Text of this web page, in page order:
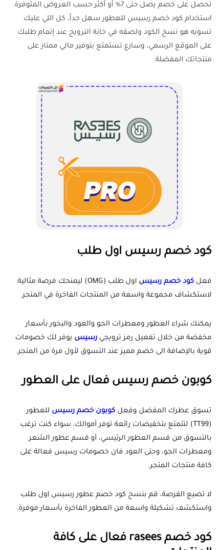
تحصل على خصم يصل حتى 7% أو أكثر حسب العروض المتوفرة.
استخدام كود خصم رسيس للعطور سهل جداً، كل اللي عليك
تسويه هو نسخ الكود ولصقه في خانة الترويج عند إتمام طلبك
على الموقع الرسمي، وسارع تستمتع بتوفير مالي ممتاز على
منتجاتك المفضلة.
كود خصم رسيس اول طلب
فعل كود خصم رسيس
اول طلب (OMG) ليمنحك فرصة مثالية
لاستكشاف مجموعة واسعة من المنتجات الفاخرة في المتجر.
يمكنك شراء العطور ومعطرات الجو والعود والبخور بأسعار
مخفضة من خلال تفعيل رمز ترويجي رسيس يوفر لك خصومات
قوية بالإضافة الى خصم مميز عند التسوق لأول مرة من المتجر.
كوبون خصم رسيس فعال على العطور
تسوق عطرك المفضل وفعل كوبون خصم رسيس للعطور
(TT99) لتتمتع بتخفيضات رائعة توفر أموالك، سواء كنت ترغب
بالتسوق من قسم العطور الرئيسي، أو قسم عطور الشعر
ومعطرات الجو، وحتى العود فان خصومات رسيس فعالة على
كافة منتجات المتجر.
لا تضيع الفرصة، قم بنسخ كود خصم عطور رسيس اول طلب
واستكشف تشكيلة واسعة من العطور الفاخرة بأسعار موفرة.
كود خصم rasees فعال على كافة